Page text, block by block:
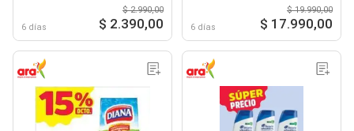
6 días
$ 2.990,00
$ 2.390,00 6 días
$ 19.990,00
$ 17.990,00